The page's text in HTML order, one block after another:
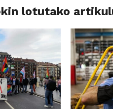
lotutako